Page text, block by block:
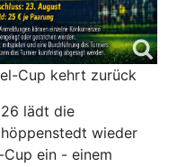
Cup kehrt zurück
lädt die
wieder
ein - einem